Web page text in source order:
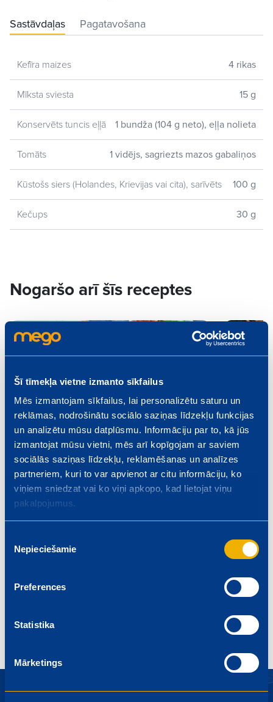
Šī tīmekļa vietne izmanto sīkfailus
Mēs izmantojam sīkfailus, lai personalizētu saturu un
reklāmas, nodrošinātu sociālo saziņas līdzekļu funkcijas
un analizētu mūsu datplūsmu. Informāciju par to, kā jūs
izmantojat mūsu vietni, mēs arī kopīgojam ar saviem
sociālās saziņas līdzekļu, reklamēšanas un analīzes
partneriem, kuri to var apvienot ar citu informāciju, ko
viņiem sniedzat vai ko viņi apkopo, kad lietojat viņu
pakalpojumus.
izvēle
Nepieciešamie
Preferences
Statistika
Mārketings
Sastāvdaļas Pagatavošana
Kefīra maizes 4 rikas
Mīksta sviesta 15 g
Konservēts tuncis eļļā 1 bundža (104 g neto), eļļa nolieta
Tomāts 1 vidējs, sagriezts mazos gabaliņos
Kūstošs siers (Holandes, Krievijas vai cita), sarīvēts 100 g
Kečups 30 g
Nogaršo arī šīs receptes
Olmaizīte brokastīm Курица,
Pusdienas